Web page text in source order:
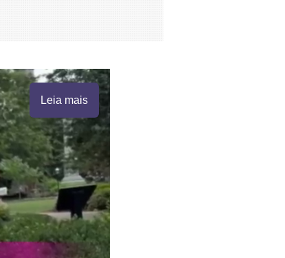
Leia mais